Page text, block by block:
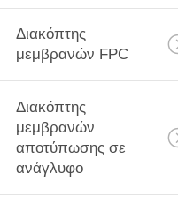
Διακόπτης
μεμβρανών FPC
Διακόπτης
μεμβρανών
αποτύπωσης σε
ανάγλυφο